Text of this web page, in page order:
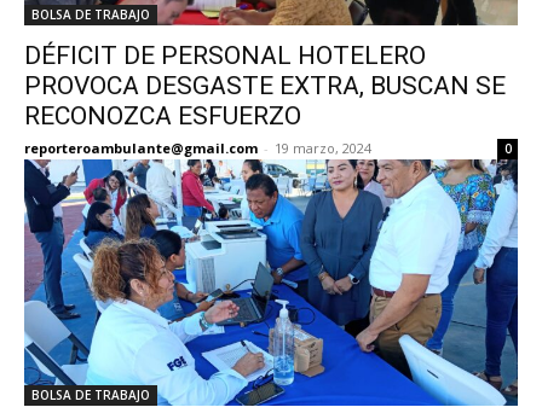
BOLSA DE TRABAJO
DÉFICIT DE PERSONAL HOTELERO
PROVOCA DESGASTE EXTRA, BUSCAN SE
RECONOZCA ESFUERZO
reporteroambulante@gmail.com - 19 marzo, 2024 0
BOLSA DE TRABAJO